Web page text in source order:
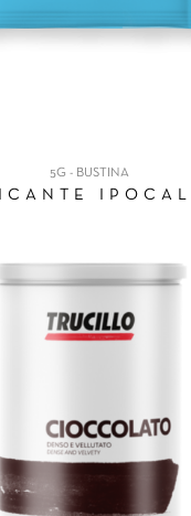
5G - BUSTINA